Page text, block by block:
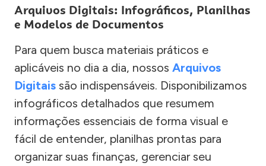
Arquivos Digitais: Infográficos, Planilhas
e Modelos de Documentos
Para quem busca materiais práticos e
aplicáveis no dia a dia, nossos Arquivos
Digitais são indispensáveis. Disponibilizamos
infográficos detalhados que resumem
informações essenciais de forma visual e
fácil de entender, planilhas prontas para
organizar suas finanças, gerenciar seu